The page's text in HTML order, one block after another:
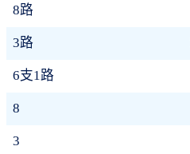
8路
3路
6支1路
8
3